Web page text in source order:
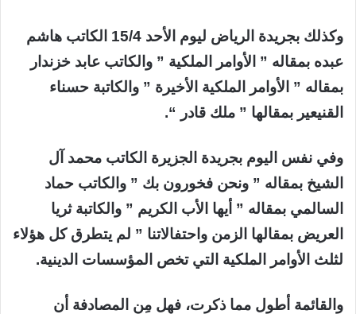
وكذلك بجريدة الرياض ليوم الأحد 15/4 الكاتب هاشم
عبده بمقاله ” الأوامر الملكية ” والكاتب عابد خزندار
بمقاله ” الأوامر الملكية الأخيرة ” والكاتبة حسناء
القنيعير بمقالها ” ملك قادر “.
وفي نفس اليوم بجريدة الجزيرة الكاتب محمد آل
الشيخ بمقاله ” ونحن فخورون بك ” والكاتب حماد
السالمي بمقاله ” أيها الأب الكريم ” والكاتبة ثريا
العريض بمقالها الزمن واحتفالاتنا ” لم يتطرق كل هؤلاء
لثلث الأوامر الملكية التي تخص المؤسسات الدينية.
والقائمة أطول مما ذكرت، فهل مِن المصادفة أن